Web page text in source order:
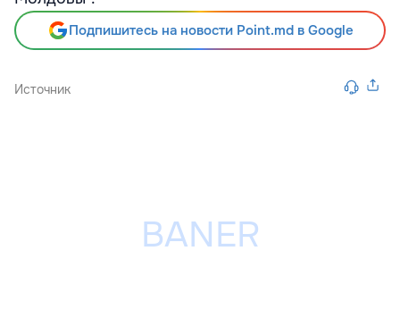
Подпишитесь на новости Point.md в Google
Источник